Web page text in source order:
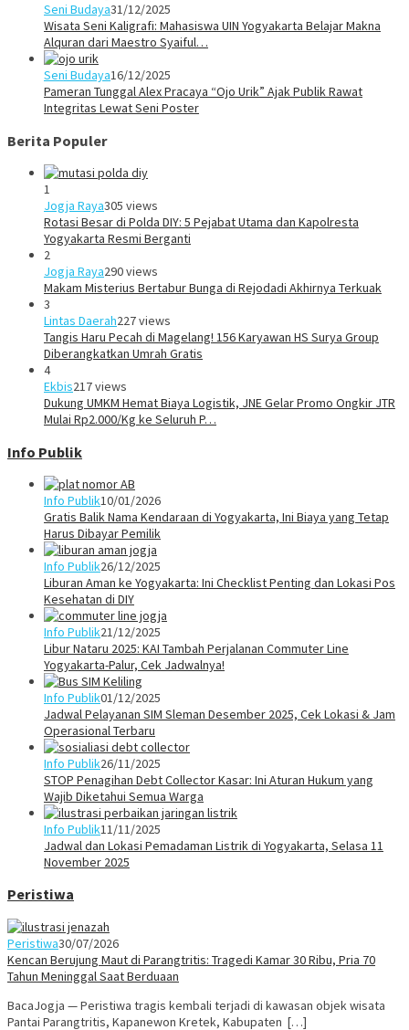
Seni Budaya31/12/2025
Wisata Seni Kaligrafi: Mahasiswa UIN Yogyakarta Belajar Makna
Alquran dari Maestro Syaiful…
Seni Budaya16/12/2025
Pameran Tunggal Alex Pracaya “Ojo Urik” Ajak Publik Rawat
Integritas Lewat Seni Poster
Berita Populer
1
Jogja Raya305 views
Rotasi Besar di Polda DIY: 5 Pejabat Utama dan Kapolresta
Yogyakarta Resmi Berganti
2
Jogja Raya290 views
Makam Misterius Bertabur Bunga di Rejodadi Akhirnya Terkuak
3
Lintas Daerah227 views
Tangis Haru Pecah di Magelang! 156 Karyawan HS Surya Group
Diberangkatkan Umrah Gratis
4
Ekbis217 views
Dukung UMKM Hemat Biaya Logistik, JNE Gelar Promo Ongkir JTR
Mulai Rp2.000/Kg ke Seluruh P…
Info Publik
Info Publik10/01/2026
Gratis Balik Nama Kendaraan di Yogyakarta, Ini Biaya yang Tetap
Harus Dibayar Pemilik
Info Publik26/12/2025
Liburan Aman ke Yogyakarta: Ini Checklist Penting dan Lokasi Pos
Kesehatan di DIY
Info Publik21/12/2025
Libur Nataru 2025: KAI Tambah Perjalanan Commuter Line
Yogyakarta-Palur, Cek Jadwalnya!
Info Publik01/12/2025
Jadwal Pelayanan SIM Sleman Desember 2025, Cek Lokasi & Jam
Operasional Terbaru
Info Publik26/11/2025
STOP Penagihan Debt Collector Kasar: Ini Aturan Hukum yang
Wajib Diketahui Semua Warga
Info Publik11/11/2025
Jadwal dan Lokasi Pemadaman Listrik di Yogyakarta, Selasa 11
November 2025
Peristiwa
Peristiwa30/07/2026
Kencan Berujung Maut di Parangtritis: Tragedi Kamar 30 Ribu, Pria 70
Tahun Meninggal Saat Berduaan
BacaJogja — Peristiwa tragis kembali terjadi di kawasan objek wisata
Pantai Parangtritis, Kapanewon Kretek, Kabupaten […]